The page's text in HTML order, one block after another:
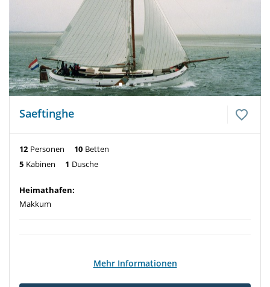
Saeftinghe
12 Personen 10 Betten
5 Kabinen 1 Dusche
Heimathafen:
Makkum
Mehr Informationen